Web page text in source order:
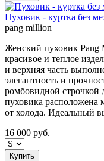
Пуховик - куртка без
pang million
Женский пуховик Pang
красивое и теплое
и верхняя часть
элегантность и
ромбовидной строчкой
пуховика расположена
от холода. Идеальный
16 000 руб.
Купить